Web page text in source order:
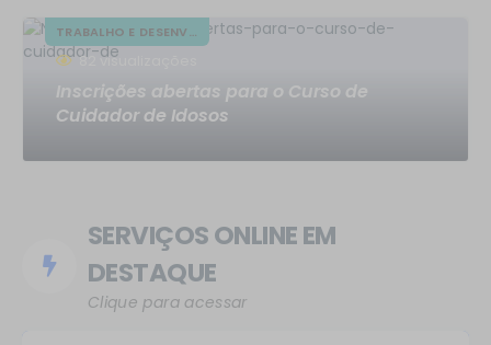
Inscrições abertas para o Curso de
Cuidador de Idosos
TRABALHO E DESENV....
82 visualizações
SERVIÇOS ONLINE EM
DESTAQUE
Clique para acessar